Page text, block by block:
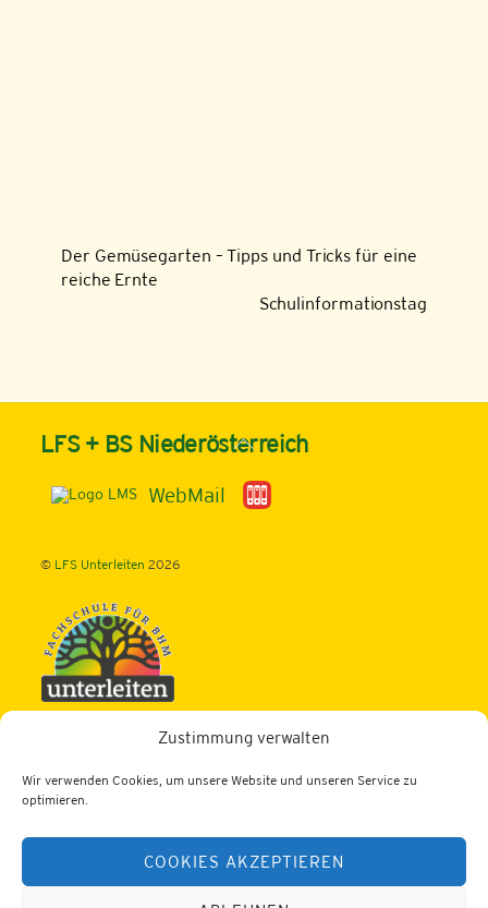
Zustimmung verwalten
Wir verwenden Cookies, um unsere Website und unseren Service zu
optimieren.
COOKIES AKZEPTIEREN
Der Gemüsegarten – Tipps und Tricks für eine
reiche Ernte
Schulinformationstag
Back
To
Top
LFS + BS Niederösterreich
WebMail
© LFS Unterleiten 2026
Fachschule für Betriebs- u. Haushaltsmanagement
Dornleiten 1, 3343 Hollenstein/Ybbs
Tel.: 07445/204
Fax: 07445/476
Web:https://lfs-unterleiten.ac.at